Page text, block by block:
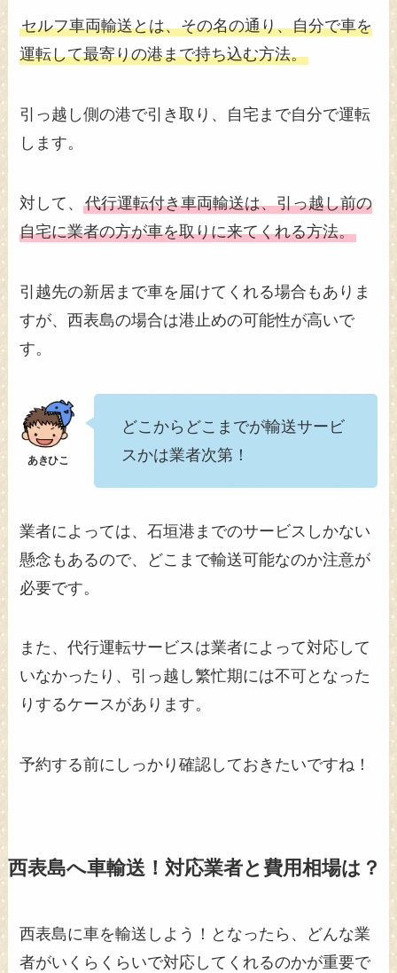
セルフ車両輸送とは、その名の通り、自分で車を
運転して最寄りの港まで持ち込む方法。
引っ越し側の港で引き取り、自宅まで自分で運転
します。
対して、代行運転付き車両輸送は、引っ越し前の
自宅に業者の方が車を取りに来てくれる方法。
引越先の新居まで車を届けてくれる場合もありま
すが、西表島の場合は港止めの可能性が高いで
す。
どこからどこまでが輸送サービ
スかは業者次第！
業者によっては、石垣港までのサービスしかない
懸念もあるので、どこまで輸送可能なのか注意が
必要です。
また、代行運転サービスは業者によって対応して
いなかったり、引っ越し繁忙期には不可となった
りするケースがあります。
予約する前にしっかり確認しておきたいですね！
西表島へ車輸送！対応業者と費用相場は？
西表島に車を輸送しよう！となったら、どんな業
者がいくらくらいで対応してくれるのかが重要で